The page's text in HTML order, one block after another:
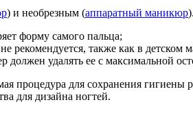
) и необрезным (аппаратный маникюр
форму самого пальца;
рекомендуется, также как в
должен удалять ее с максимальной
для сохранения гигиены
для дизайна ногтей.